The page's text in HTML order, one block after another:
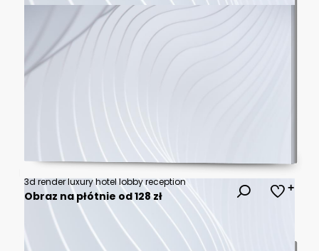
3d render luxury hotel lobby reception
Obraz na płótnie od 128 zł